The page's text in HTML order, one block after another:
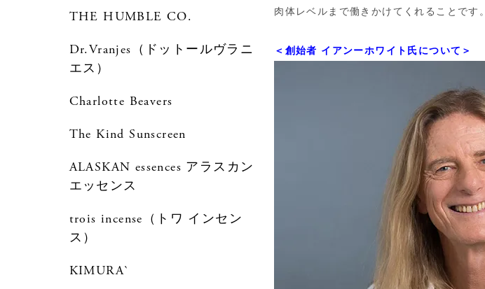
肉体レベルまで働きかけてくれることです。
＜創始者 イアンーホワイト氏について＞
THE HUMBLE CO.
Dr.Vranjes（ドットールヴラニ
エス）
Charlotte Beavers
The Kind Sunscreen
ALASKAN essences アラスカン
エッセンス
trois incense（トワ インセン
ス）
KIMURA`